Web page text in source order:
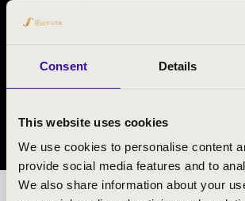
Consent Details
This website uses cookies
We use cookies to personalise content
provide social media features and to
We also share information about your
#ZENEÓRA –
TALAMBA